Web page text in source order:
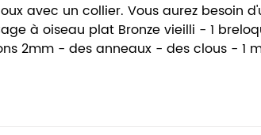
avec un collier. Vous aurez besoin
à oiseau plat Bronze vieilli - 1
2mm - des anneaux - des clous - 1